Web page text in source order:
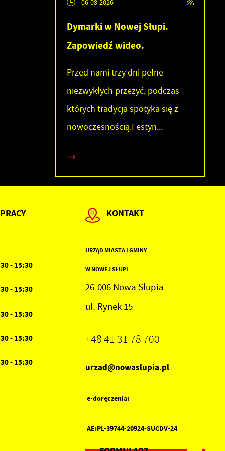
06-08-2026
Dymarki w Nowej Słupi.
Zapowiedź wideo.
Przed nami trzy dni pełne
niezwykłych przeżyć, podczas
których tradycja spotyka się z
nowoczesnością.Festyn...
- 15:30
- 15:30
- 15:30
- 15:30
- 15:30
KONTAKT
URZĄD MIASTA I GMINY
W NOWEJ SŁUPI
26-006 Nowa Słupia
ul. Rynek 15
+48 41 31 78 700
urzad@nowaslupia.pl
e-doręczenia:
AE:PL-39744-20924-SUCDV-24